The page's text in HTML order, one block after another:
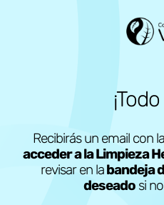
Recibirás un email con
acceder a la Limpieza
revisar en labandeja
deseado si